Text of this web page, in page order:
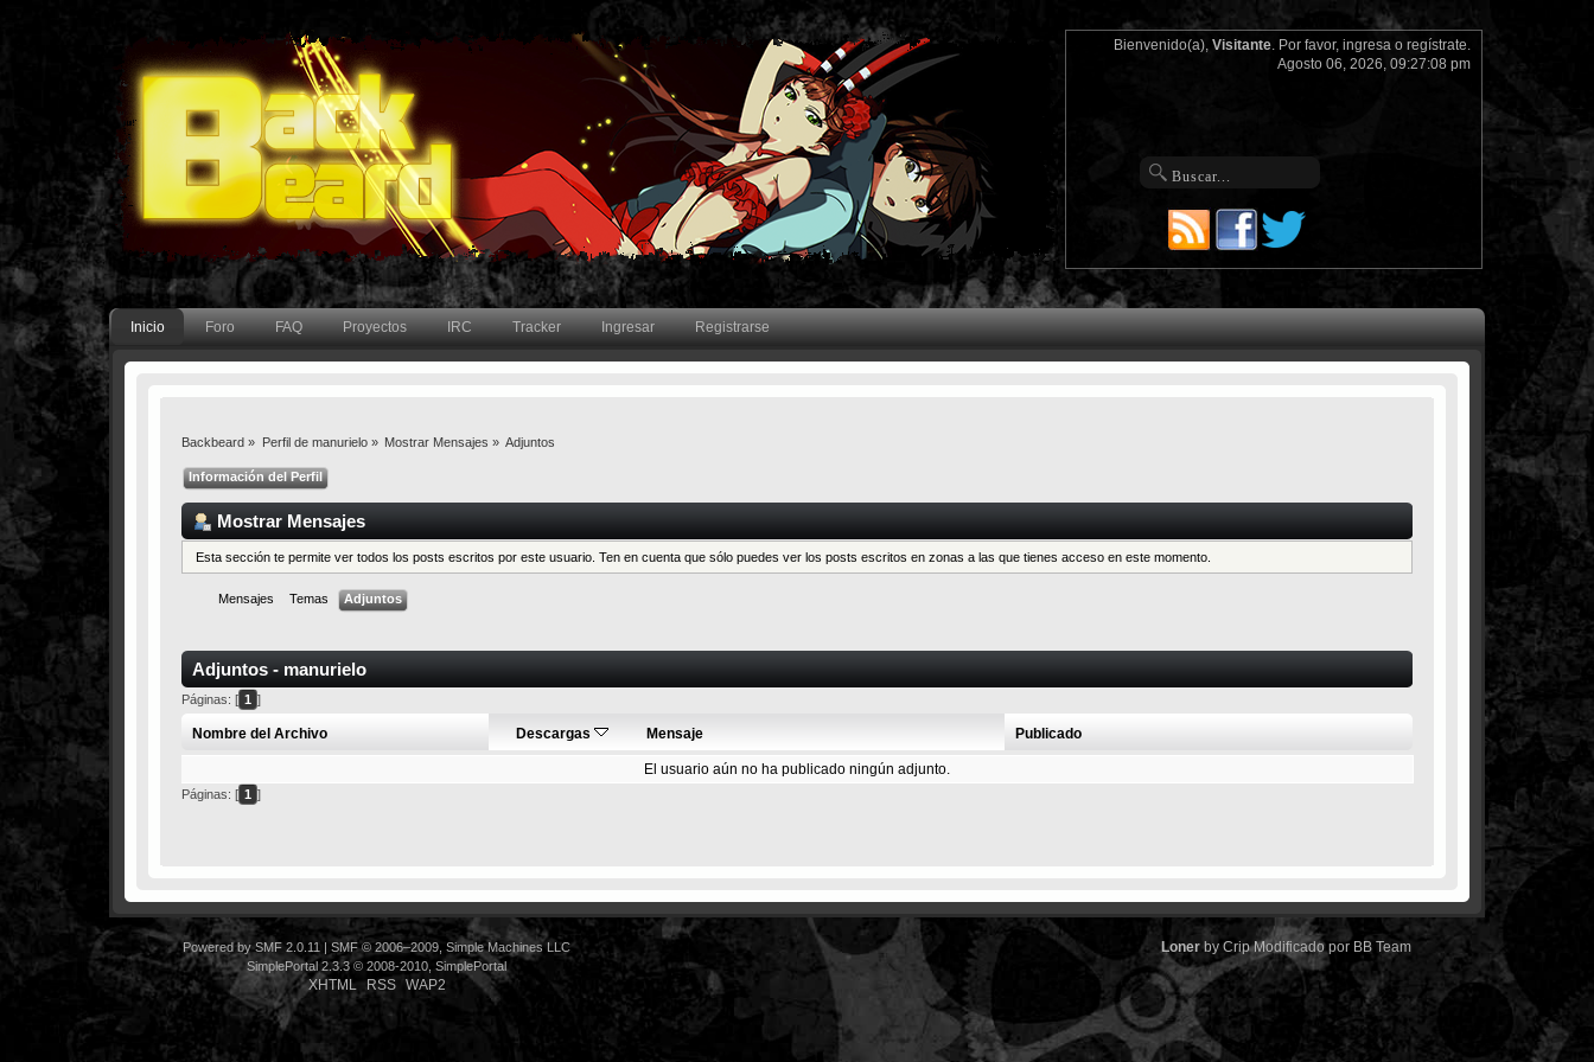
Bienvenido(a), Visitante. Por favor, ingresao regístrate.
Agosto 06, 2026, 09:27:08 pm
Inicio Foro FAQ Proyectos IRC Tracker Ingresar Registrarse
Backbeard » Perfil de manurielo » Mostrar Mensajes » Adjuntos
Información del Perfil
Mostrar Mensajes
Esta sección te permite ver todos los posts escritos por este usuario. Ten en cuenta que sólo puedes ver los posts escritos en zonas a las que tienes acceso en este momento.
Mensajes Temas Adjuntos
Adjuntos - manurielo
Páginas: [ 1 ]
Nombre del Archivo Descargas Mensaje Publicado
El usuario aún no ha publicado ningún adjunto.
Páginas: [ 1 ]
Powered by SMF 2.0.11 |SMF © 2006–2009, Simple Machines LLC
SimplePortal 2.3.3 © 2008-2010, SimplePortal
XHTML RSS WAP2
Lonerby Crip